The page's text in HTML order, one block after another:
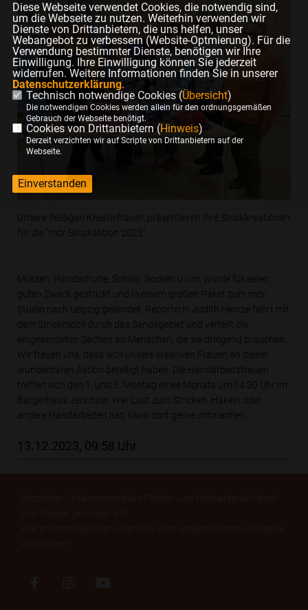
Unsere fleißigen Kreativfrauen präsentieren ihre Strickkreationen
für die "mdr Strickaktion 2023"
Mützen, Handschuhe, Schals, Socken u.v.m. wurde für einen
guten Zweck gestrickt und in einem großen Paket zum mdr-
Studio nach Leipzig gesendet. Reporterin Judith Heinze fährt mit
dem Strickmobil durch das Sendegebiet und verteilt die
eingesendeten Sachen an Menschen, die sie dringend brauchen.
Wir freuen uns, dass sich unsere kreativen Frauen an dieser
wunderbaren Aktion beteiligt haben. Die Handarbeitsfrauen
treffen sich den 1. und 3. Montag eines Monats um 14.30 Uhr im
Bürgerhaus Jerichow. Wer Lust zum Stricken, Häkeln oder
andere Handarbeiten hat, kann dort gerne mitmachen.
13.12.2023, 09:58 Uhr
Diese Webseite verwendet Cookies, die notwendig sind,
um die Webseite zu nutzen. Weiterhin verwenden wir
Dienste von Drittanbietern, die uns helfen, unser
Webangebot zu verbessern (Website-Optmierung). Für die
Verwendung bestimmter Dienste, benötigen wir Ihre
Einwilligung. Ihre Einwilligung können Sie jederzeit
widerrufen. Weitere Informationen finden Sie in unserer
Datenschutzerklärung.
Technisch notwendige Cookies (Übersicht)
Die notwendigen Cookies werden allein für den ordnungsgemäßen
Gebrauch der Webseite benötigt.
Cookies von Drittanbietern (Hinweis)
Derzeit verzichten wir auf Scripte von Drittanbietern auf der
Webseite.
Einverstanden